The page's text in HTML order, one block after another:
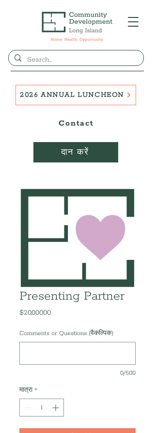
दान करें
Contact
2026 ANNUAL LUNCHEON
Presenting Partner
$20,000.00मूल्य
Comments or Questions (वैकल्पिक)
0/500
मात्रा *